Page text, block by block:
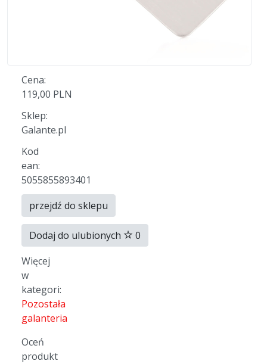
Cena:
119,00 PLN
Sklep:
Galante.pl
Kod
ean:
5055855893401
przejdź do sklepu
Dodaj do ulubionych
0
Więcej
w
kategori:
Pozostała
galanteria
Oceń
produkt